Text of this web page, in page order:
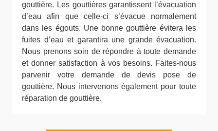
gouttière. Les gouttières garantissent l’évacuation
d’eau afin que celle-ci s’évacue normalement
dans les égouts. Une bonne gouttière évitera les
fuites d’eau et garantira une grande évacuation.
Nous prenons soin de répondre à toute demande
et donner satisfaction à vos besoins. Faites-nous
parvenir votre demande de devis pose de
gouttière. Nous intervenons également pour toute
réparation de gouttière.